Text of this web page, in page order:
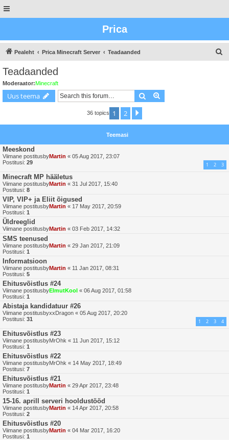
Prica
Pealeht Prica Minecraft Server Teadaanded
Teadaanded
Moderaator:Minecraft
Uus teema Otsing
36 topics 1 2
Teemasi
Meeskond
Viimane postitusbyMartin « 05 Aug 2017, 23:07
Postitusi: 29 1 2 3
Minecraft MP hääletus
Viimane postitusbyMartin « 31 Jul 2017, 15:40
Postitusi: 8
VIP, VIP+ ja Eliit õigused
Viimane postitusbyMartin « 17 May 2017, 20:59
Postitusi: 1
Üldreeglid
Viimane postitusbyMartin « 03 Feb 2017, 14:32
SMS teenused
Viimane postitusbyMartin « 29 Jan 2017, 21:09
Postitusi: 1
Informatsioon
Viimane postitusbyMartin « 11 Jan 2017, 08:31
Postitusi: 5
Ehitusvõistlus #24
Viimane postitusbyElmutKool « 06 Aug 2017, 01:58
Postitusi: 1
Abistaja kandidatuur #26
Viimane postitusbyxxDragon « 05 Aug 2017, 20:20
Postitusi: 31 1 2 3 4
Ehitusvõistlus #23
Viimane postitusbyMrOhk « 11 Jun 2017, 15:12
Postitusi: 1
Ehitusvõistlus #22
Viimane postitusbyMrOhk « 14 May 2017, 18:49
Postitusi: 7
Ehitusvõistlus #21
Viimane postitusbyMartin « 29 Apr 2017, 23:48
Postitusi: 1
15-16. aprill serveri hooldustööd
Viimane postitusbyMartin « 14 Apr 2017, 20:58
Postitusi: 2
Ehitusvõistlus #20
Viimane postitusbyMartin « 04 Mar 2017, 16:20
Postitusi: 1